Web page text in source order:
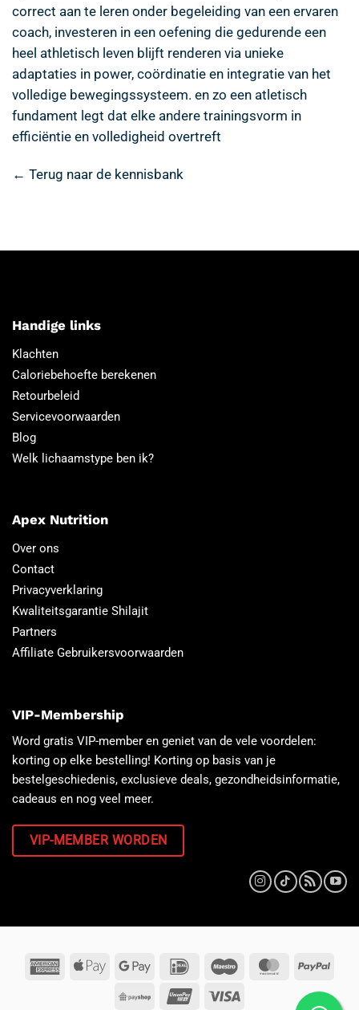
correct aan te leren onder begeleiding van een ervaren
coach, investeren in een oefening die gedurende een
heel athletisch leven blijft renderen via unieke
adaptaties in power, coördinatie en integratie van het
volledige bewegingssysteem. en zo een atletisch
fundament legt dat elke andere trainingsvorm in
efficiëntie en volledigheid overtreft
← Terug naar de kennisbank
Handige links
Klachten
Caloriebehoefte berekenen
Retourbeleid
Servicevoorwaarden
Blog
Welk lichaamstype ben ik?
Apex Nutrition
Over ons
Contact
Privacyverklaring
Kwaliteitsgarantie Shilajit
Partners
Affiliate Gebruikersvoorwaarden
VIP-Membership
Word gratis VIP-member en geniet van de vele voordelen:
korting op elke bestelling! Korting op basis van je
bestelgeschiedenis, exclusieve deals, gezondheidsinformatie,
cadeaus en nog veel meer.
VIP-MEMBER WORDEN